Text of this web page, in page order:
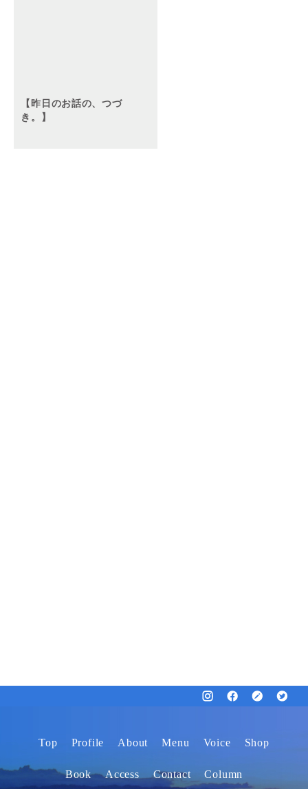
【昨日のお話の、つづ
き。】
Top Profile About Menu Voice Shop
Book Access Contact Column